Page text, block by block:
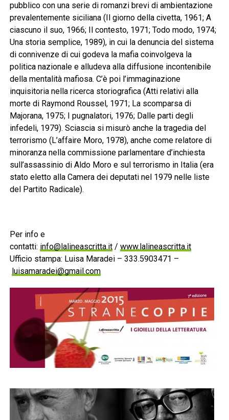
pubblico con una serie di romanzi brevi di ambientazione
prevalentemente siciliana (Il giorno della civetta, 1961; A
ciascuno il suo, 1966; Il contesto, 1971; Todo modo, 1974;
Una storia semplice, 1989), in cui la denuncia del sistema
di connivenze di cui godeva la mafia coinvolgeva la
politica nazionale e alludeva alla diffusione incontenibile
della mentalità mafiosa. C’è poi l’immaginazione
inquisitoria nella ricerca storiografica (Atti relativi alla
morte di Raymond Roussel, 1971; La scomparsa di
Majorana, 1975; I pugnalatori, 1976; Dalle parti degli
infedeli, 1979). Sciascia si misurò anche la tragedia del
terrorismo (L’affaire Moro, 1978), anche come relatore di
minoranza nella commissione parlamentare d’inchiesta
sull’assassinio di Aldo Moro e sul terrorismo in Italia (era
stato eletto alla Camera dei deputati nel 1979 nelle liste
del Partito Radicale).
Per info e
contatti: info@lalineascritta.it/ www.lalineascritta.it
Ufficio stampa: Luisa Maradei – 333.5903471 –
luisamaradei@gmail.com